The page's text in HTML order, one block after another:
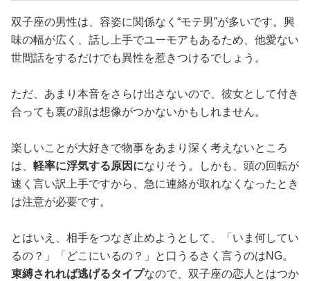
双子座の男性は、容姿に関係なく“モテ男”が多いです。興
味の幅が広く、話し上手でユーモアもあるため、他愛ない
世間話をするだけでも異性を惹きつけるでしょう。
ただ、あまり本音をさらけ出さないので、彼女として付き
合っても裏の顔は想像がつかないかもしれません。
楽しいことが大好きで物事をあまり深く考えないところ
は、 軽率に浮気する原因になりそう。しかも、頭の回転が
速く言い訳上手ですから、急に連絡が取れなくなったとき
は注意が必要です。
とはいえ、相手をつなぎ止めようとして、「いま何してい
るの？」「どこにいるの？」と口うるさく言うのはNG。
束縛されれば逃げるタイプなので、双子座の恋人とはつか